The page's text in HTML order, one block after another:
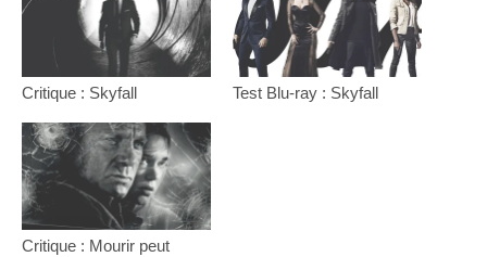
Critique : Skyfall Test Blu-ray : Skyfall
Critique : Mourir peut